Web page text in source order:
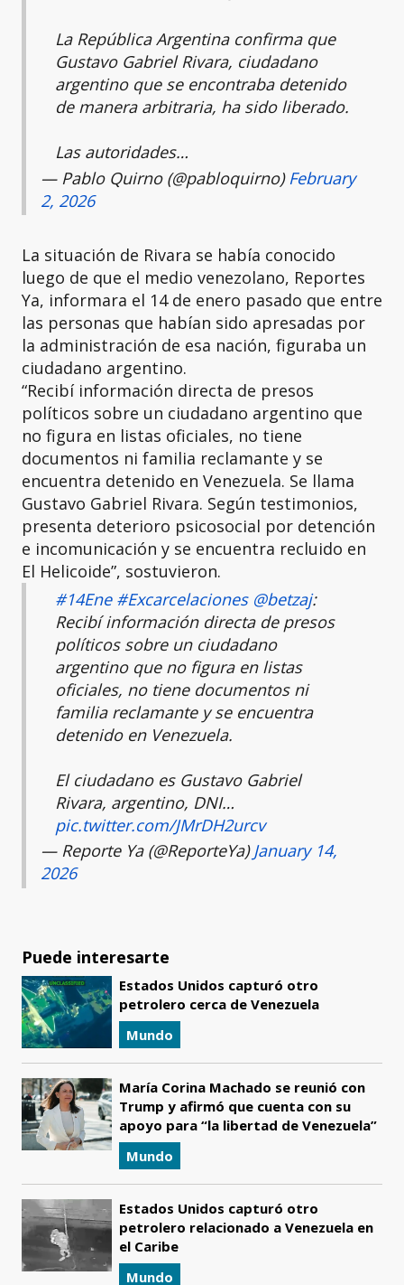
La República Argentina confirma que
Gustavo Gabriel Rivara, ciudadano
argentino que se encontraba detenido
de manera arbitraria, ha sido liberado.
Las autoridades…
— Pablo Quirno (@pabloquirno) February
2, 2026
La situación de Rivara se había conocido
luego de que el medio venezolano, Reportes
Ya, informara el 14 de enero pasado que entre
las personas que habían sido apresadas por
la administración de esa nación, figuraba un
ciudadano argentino.
“Recibí información directa de presos
políticos sobre un ciudadano argentino que
no figura en listas oficiales, no tiene
documentos ni familia reclamante y se
encuentra detenido en Venezuela. Se llama
Gustavo Gabriel Rivara. Según testimonios,
presenta deterioro psicosocial por detención
e incomunicación y se encuentra recluido en
El Helicoide”, sostuvieron.
#14Ene #Excarcelaciones @betzaj:
Recibí información directa de presos
políticos sobre un ciudadano
argentino que no figura en listas
oficiales, no tiene documentos ni
familia reclamante y se encuentra
detenido en Venezuela.
El ciudadano es Gustavo Gabriel
Rivara, argentino, DNI…
pic.twitter.com/JMrDH2urcv
— Reporte Ya (@ReporteYa)January 14,
2026
Puede interesarte
Estados Unidos capturó otro
petrolero cerca de Venezuela
Mundo
María Corina Machado se reunió con
Trump y afirmó que cuenta con su
apoyo para “la libertad de Venezuela”
Mundo
Estados Unidos capturó otro
petrolero relacionado a Venezuela en
el Caribe
Mundo